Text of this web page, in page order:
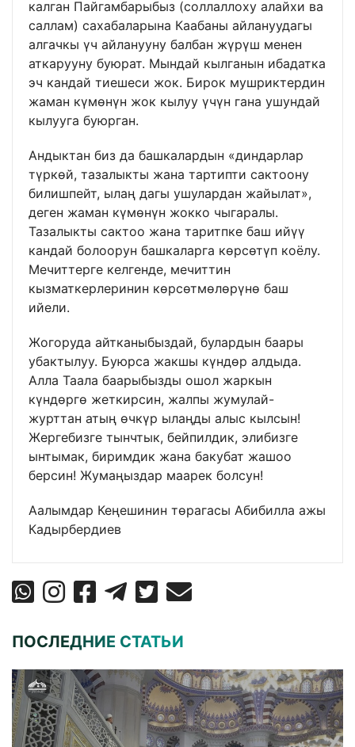
калган Пайгамбарыбыз (соллаллоху алайхи ва
саллам) сахабаларына Каабаны айлануудагы
алгачкы үч айланууну балбан жүрүш менен
аткарууну буюрат. Мындай кылганын ибадатка
эч кандай тиешеси жок. Бирок мушриктердин
жаман күмөнүн жок кылуу үчүн гана ушундай
кылууга буюрган.
Андыктан биз да башкалардын «диндарлар
түркөй, тазалыкты жана тартипти сактоону
билишпейт, ылаң дагы ушулардан жайылат»,
деген жаман күмөнүн жокко чыгаралы.
Тазалыкты сактоо жана таритпке баш ийүү
кандай болоорун башкаларга көрсөтүп коёлу.
Мечиттерге келгенде, мечиттин
кызматкерлеринин көрсөтмөлөрүнө баш
ийели.
Жогоруда айтканыбыздай, булардын баары
убактылуу. Буюрса жакшы күндөр алдыда.
Алла Таала баарыбызды ошол жаркын
күндөргө жеткирсин, жалпы жумулай-
журттан атың өчкүр ылаңды алыс кылсын!
Жергебизге тынчтык, бейпилдик, элибизге
ынтымак, биримдик жана бакубат жашоо
берсин! Жумаңыздар маарек болсун!
Аалымдар Кеңешинин төрагасы Абибилла ажы
Кадырбердиев
ПОСЛЕДНИЕ СТАТЬИ